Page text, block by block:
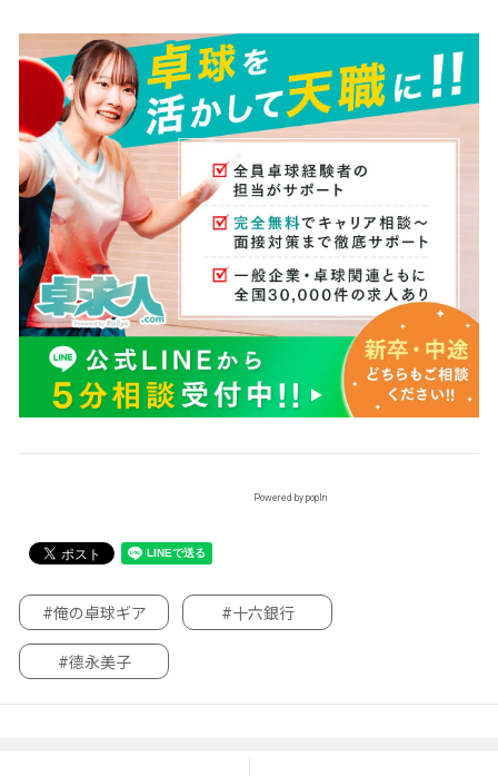
Powered by popIn
#俺の卓球ギア #十六銀行
#德永美子